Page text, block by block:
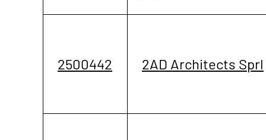
2500442 2AD Architects Sprl